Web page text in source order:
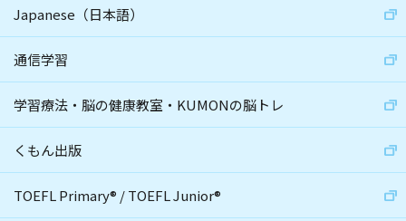
Japanese（日本語）
通信学習
学習療法・脳の健康教室・KUMONの脳トレ
くもん出版
TOEFL Primary® /TOEFL Junior®